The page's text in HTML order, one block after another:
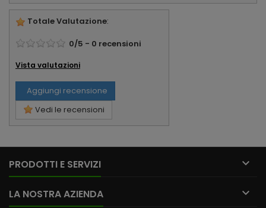
Totale Valutazione:
0/5 - 0 recensioni
Vista valutazioni
Aggiungi recensione
Vedi le recensioni
PRODOTTI E SERVIZI 
LA NOSTRA AZIENDA 